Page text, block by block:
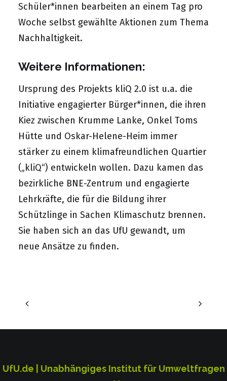
Schüler*innen bearbeiten an einem Tag pro
Woche selbst gewählte Aktionen zum Thema
Nachhaltigkeit.
Weitere Informationen:
Ursprung des Projekts kliQ 2.0 ist u.a. die
Initiative engagierter Bürger*innen, die ihren
Kiez zwischen Krumme Lanke, Onkel Toms
Hütte und Oskar-Helene-Heim immer
stärker zu einem klimafreundlichen Quartier
(„kliQ“) entwickeln wollen. Dazu kamen das
bezirkliche BNE-Zentrum und engagierte
Lehrkräfte, die für die Bildung ihrer
Schützlinge in Sachen Klimaschutz brennen.
Sie haben sich an das UfU gewandt, um
neue Ansätze zu finden.
UfU.de | Unabhängiges Institut für Umweltfragen